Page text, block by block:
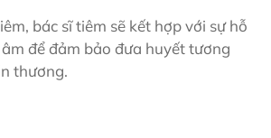
bác sĩ tiêm sẽ kết hợp với sự hỗ
để đảm bảo đưa huyết tương
thương.